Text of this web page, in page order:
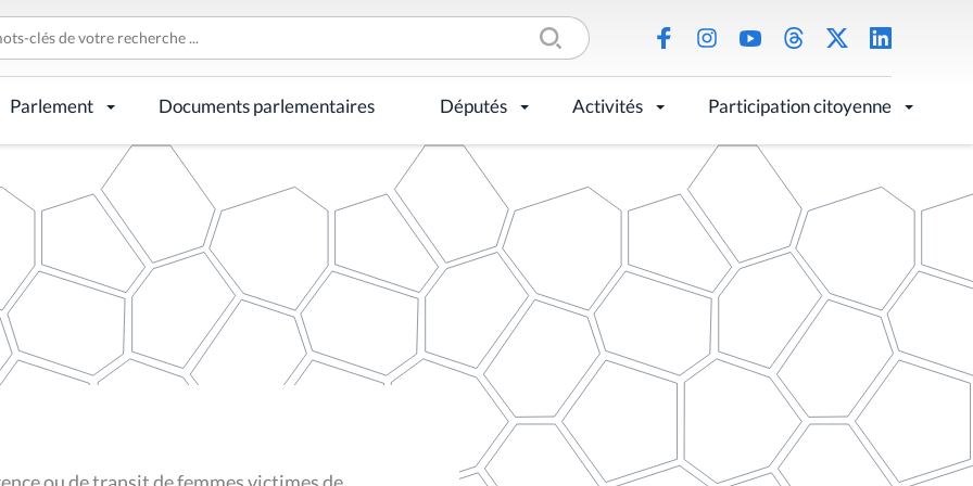
Parlement Documents parlementaires Députés Activités Participation citoyenne
ou de transit de femmes victimes de